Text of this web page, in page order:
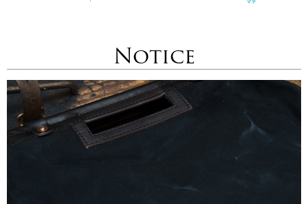
Notice